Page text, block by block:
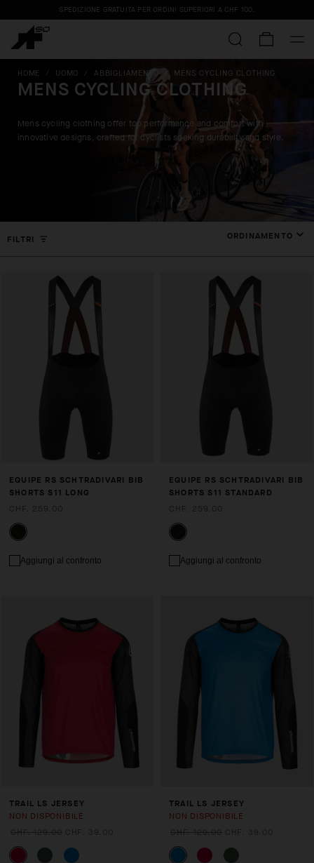
SPEDIZIONE GRATUITA PER ORDINI SUPERIORI A CHF 100.
HOME / UOMO / ABBIGLIAMENTO / MENS CYCLING CLOTHING
MENS CYCLING CLOTHING
Mens cycling clothing offer top performance and comfort with
innovative designs, crafted for cyclists seeking durability and style.
FILTRI ORDINAMENTO
EQUIPE RS SCHTRADIVARI BIB
SHORTS S11 LONG
Aggiungi al confronto
EQUIPE RS SCHTRADIVARI BIB
SHORTS S11 STANDARD
Aggiungi al confronto
TRAIL LS JERSEY
NON DISPONIBILE
TRAIL LS JERSEY
NON DISPONIBILE